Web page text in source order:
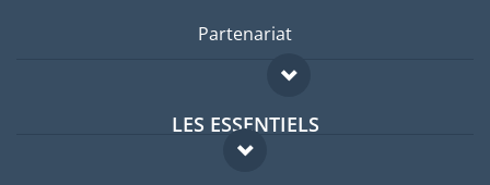
Partenariat
LES ESSENTIELS
Forum expatriés